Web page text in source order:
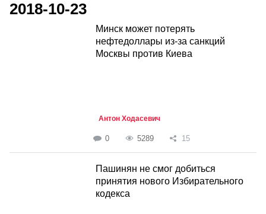
2018-10-23
Минск может потерять
нефтедоллары из-за санкций
Москвы против Киева
Антон Ходасевич
0 5289 15
Пашинян не смог добиться
принятия нового Избирательного
кодекса